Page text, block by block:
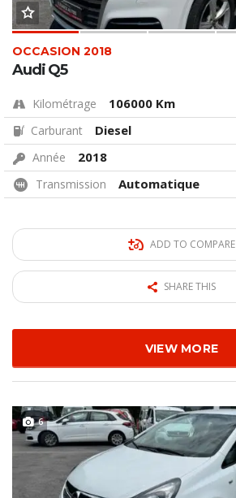
OCCASION 2018
Audi Q5
Kilométrage 106000 Km
Carburant Diesel
Année 2018
Transmission Automatique
ADD TO COMPARE
SHARE THIS
VIEW MORE
6